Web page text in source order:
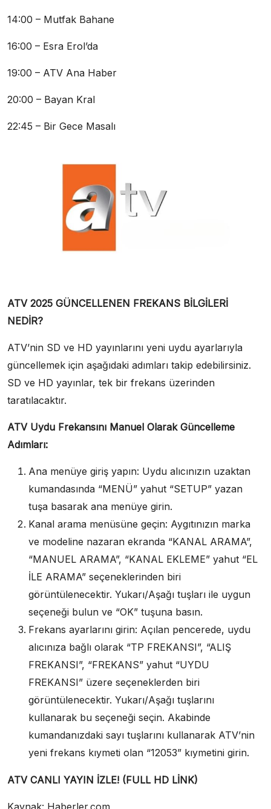
14:00 – Mutfak Bahane
16:00 – Esra Erol’da
19:00 – ATV Ana Haber
20:00 – Bayan Kral
22:45 – Bir Gece Masalı
ATV 2025 GÜNCELLENEN FREKANS BİLGİLERİ
NEDİR?
ATV’nin SD ve HD yayınlarını yeni uydu ayarlarıyla
güncellemek için aşağıdaki adımları takip edebilirsiniz.
SD ve HD yayınlar, tek bir frekans üzerinden
taratılacaktır.
ATV Uydu Frekansını Manuel Olarak Güncelleme
Adımları:
Ana menüye giriş yapın: Uydu alıcınızın uzaktan
kumandasında “MENÜ” yahut “SETUP” yazan
tuşa basarak ana menüye girin.
Kanal arama menüsüne geçin: Aygıtınızın marka
ve modeline nazaran ekranda “KANAL ARAMA”,
“MANUEL ARAMA”, “KANAL EKLEME” yahut “EL
İLE ARAMA” seçeneklerinden biri
görüntülenecektir. Yukarı/Aşağı tuşları ile uygun
seçeneği bulun ve “OK” tuşuna basın.
Frekans ayarlarını girin: Açılan pencerede, uydu
alıcınıza bağlı olarak “TP FREKANSI”, “ALIŞ
FREKANSI”, “FREKANS” yahut “UYDU
FREKANSI” üzere seçeneklerden biri
görüntülenecektir. Yukarı/Aşağı tuşlarını
kullanarak bu seçeneği seçin. Akabinde
kumandanızdaki sayı tuşlarını kullanarak ATV’nin
yeni frekans kıymeti olan “12053” kıymetini girin.
ATV CANLI YAYIN İZLE! (FULL HD LİNK)
Kaynak: Haberler.com